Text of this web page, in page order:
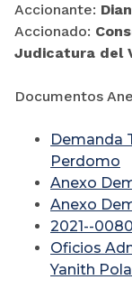
Accionante:
Accionado:
Judicatura del
Documentos
Demanda
Perdomo
Anexo
Anexo
2021--
Oficios
Yanith